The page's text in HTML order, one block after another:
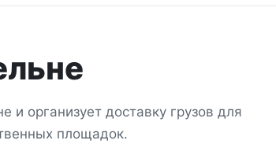
и организует доставку грузов для
площадок.